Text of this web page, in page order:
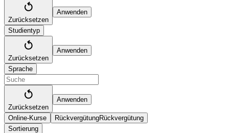
Zurücksetzen
Anwenden
Studientyp
Zurücksetzen
Anwenden
Sprache
Zurücksetzen
Anwenden
Online-Kurse RückvergütungRückvergütung
Sortierung